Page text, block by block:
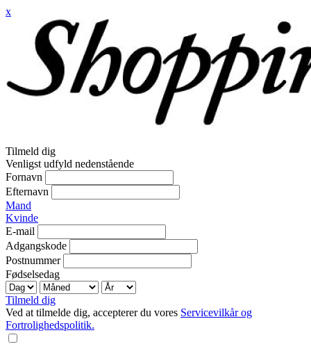
x
Tilmeld dig
Venligst udfyld nedenstående
Fornavn
Efternavn
Mand
Kvinde
E-mail
Adgangskode
Postnummer
Fødselsedag
Tilmeld dig
Ved at tilmelde dig, accepterer du vores Servicevilkår og
Fortrolighedspolitik.